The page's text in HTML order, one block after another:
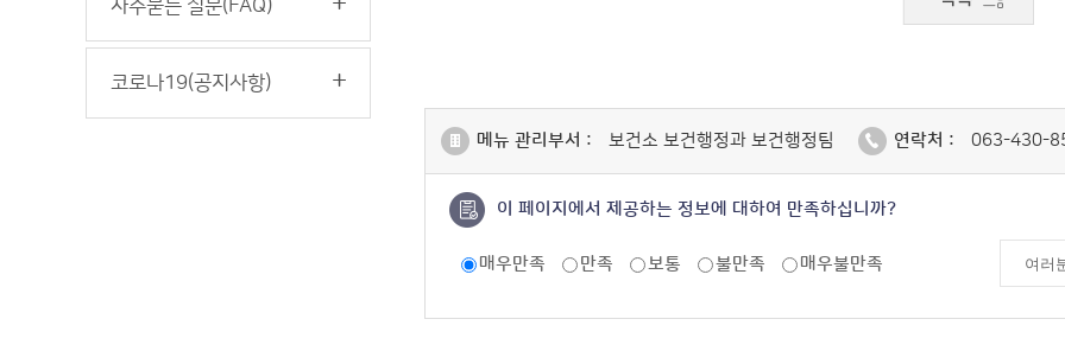
자주묻는 질문(FAQ)
코로나19(공지사항)
메뉴 관리부서 : 보건소 보건행정과 보건행정팀 연락처 : 063-430-
이 페이지에서 제공하는 정보에 대하여 만족하십니까?
매우만족 만족 보통 불만족 매우불만족